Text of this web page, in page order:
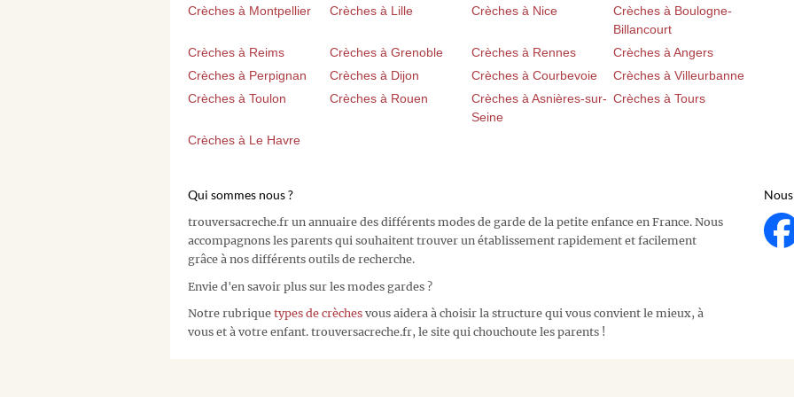
Crèches à Montpellier
Crèches à Lille Crèches à Nice
Crèches à Boulogne-
Billancourt
Crèches à Reims
Crèches à Grenoble Crèches à Rennes
Crèches à Angers
Crèches à Perpignan
Crèches à Dijon Crèches à Courbevoie
Crèches à Villeurbanne
Crèches à Toulon
Crèches à Rouen
Crèches à Asnières-sur-
Seine
Crèches à Tours
Crèches à Le Havre
Qui sommes nous ?
trouversacreche.fr un annuaire des différents modes de garde de la petite enfance en France. Nous
accompagnons les parents qui souhaitent trouver un établissement rapidement et facilement
grâce à nos différents outils de recherche.
Envie d'en savoir plus sur les modes gardes ?
Notre rubrique types de crèches vous aidera à choisir la structure qui vous convient le mieux, à
vous et à votre enfant. trouversacreche.fr, le site qui chouchoute les parents !